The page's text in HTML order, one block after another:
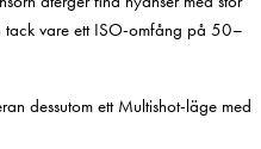
tack vare ett ISO-omfång på 50–
dessutom ett Multishot-läge med